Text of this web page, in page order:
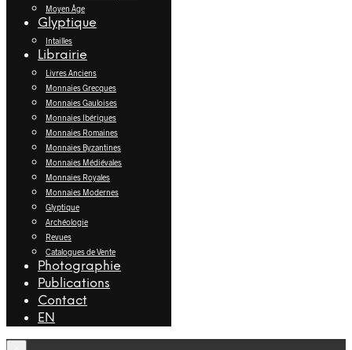
Moyen Âge
Glyptique
Intailles
Librairie
Livres Anciens
Monnaies Grecques
Monnaies Gauloises
Monnaies Ibériques
Monnaies Romaines
Monnaies Byzantines
Monnaies Médiévales
Monnaies Royales
Monnaies Modernes
Glyptique
Archéologie
Revues
Catalogues de Vente
Photographie
Publications
Contact
EN